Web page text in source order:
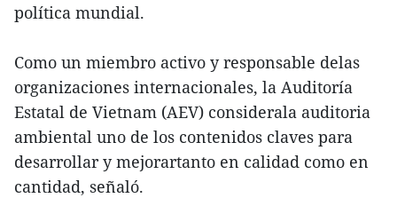
política mundial.
Como un miembro activo y responsable delas
organizaciones internacionales, la Auditoría
Estatal de Vietnam (AEV) considerala auditoria
ambiental uno de los contenidos claves para
desarrollar y mejorartanto en calidad como en
cantidad, señaló.